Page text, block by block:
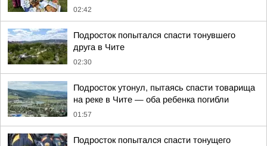
02:42
Подросток попытался спасти тонувшего
друга в Чите
02:30
Подросток утонул, пытаясь спасти товарища
на реке в Чите — оба ребенка погибли
01:57
Подросток попытался спасти тонущего